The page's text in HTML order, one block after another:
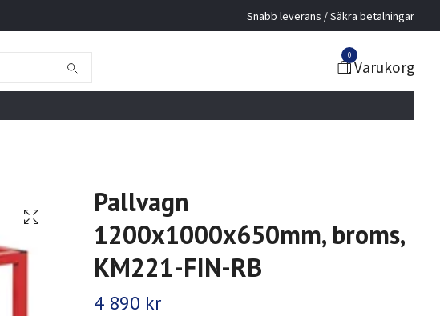
Snabb leverans / Säkra betalningar
0
Varukorg
Pallvagn
1200x1000x650mm, broms,
KM221-FIN-RB
4 890 kr